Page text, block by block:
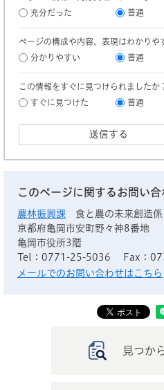
充分だった
普通
ページの構成や内容、表現はわかりや
分かりやすい
普通
この情報をすぐに見つけられましたか
すぐに見つけた
普通
このページに関するお問い合
農林振興課
食と農の未来創造係
京都府亀岡市安町野々神8番地
亀岡市役所3階
Tel：0771-25-5036
Fax：
メールでのお問い合わせはこちら
見つか